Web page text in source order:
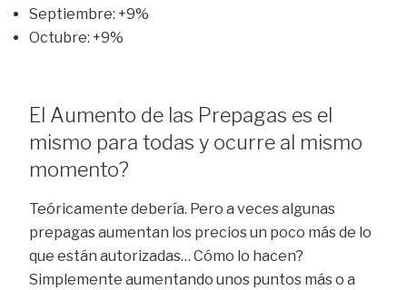
Septiembre: +9%
Octubre: +9%
El Aumento de las Prepagas es el
mismo para todas y ocurre al mismo
momento?
Teóricamente debería. Pero a veces a lgunas
prepagas aumentan los precios un poco más de lo
que están autorizadas… Cómo lo hacen?
Simplemente aumentando unos puntos más o a